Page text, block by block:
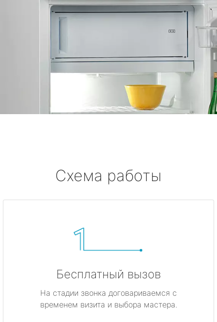
Схема работы
Бесплатный вызов
На стадии звонка договариваемся с
временем визита и выбора мастера.